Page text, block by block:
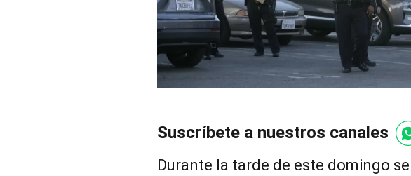
Suscríbete a nuestros canales
Durante la tarde de este domingo